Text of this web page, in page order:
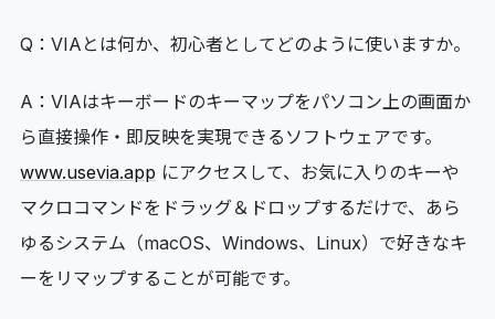
Q：VIAとは何か、初心者としてどのように使いますか。
A：VIAはキーボードのキーマップをパソコン上の画面か
ら直接操作・即反映を実現できるソフトウェアです。
www.usevia.app にアクセスして、お気に入りのキーや
マクロコマンドをドラッグ＆ドロップするだけで、あら
ゆるシステム（macOS、Windows、 Linux）で好きなキ
ーをリマップすることが可能です。